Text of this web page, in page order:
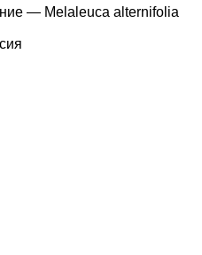
— Melaleuca alternifolia